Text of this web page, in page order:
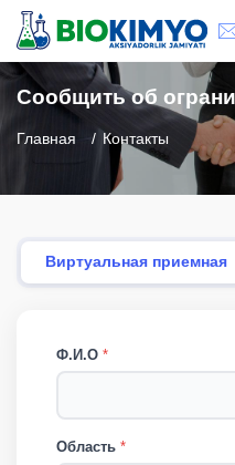
Сообщить об
Главная Контакты
Виртуальная приемная
Ф.И.О *
Область *